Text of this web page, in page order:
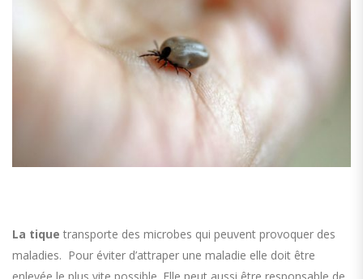
La tique transporte des microbes qui peuvent provoquer des
maladies. Pour éviter d’attraper une maladie elle doit être